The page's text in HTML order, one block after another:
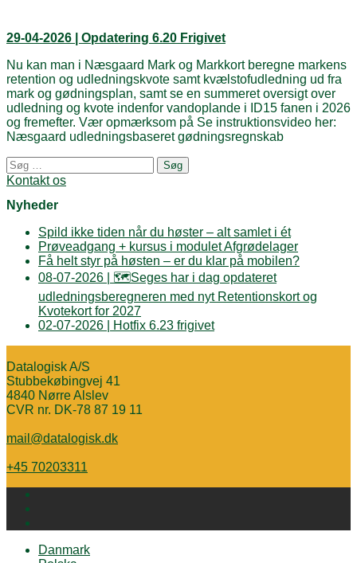
29-04-2026 | Opdatering 6.20 Frigivet
Nu kan man i Næsgaard Mark og Markkort beregne markens
retention og udledningskvote samt kvælstofudledning ud fra
mark og gødningsplan, samt se en summeret oversigt over
udledning og kvote indenfor vandoplande i ID15 fanen i 2026
og fremefter. Vær opmærksom på Se instruktionsvideo her:
Næsgaard udledningsbaseret gødningsregnskab
Posts
navigation
Søg
efter:
Kontakt os
Nyheder
Spild ikke tiden når du høster – alt samlet i ét
Prøveadgang + kursus i modulet Afgrødelager
Få helt styr på høsten – er du klar på mobilen?
08-07-2026 | 🗺️Seges har i dag opdateret
udledningsberegneren med nyt Retentionskort og
Kvotekort for 2027
02-07-2026 | Hotfix 6.23 frigivet
Datalogisk A/S
Stubbekøbingvej 41
4840 Nørre Alslev
CVR nr. DK-78 87 19 11
mail@datalogisk.dk
+45 70203311
Danmark